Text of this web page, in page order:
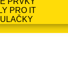
PRO IT